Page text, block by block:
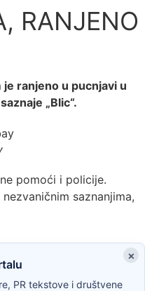
RANJENO
ranjeno u pucnjavi u
„Blic“.
pomoći i policije.
saznanjima,
×
PR tekstove i društvene